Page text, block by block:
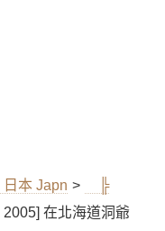
本 Japn >
╠
2005] 在北海道洞爺